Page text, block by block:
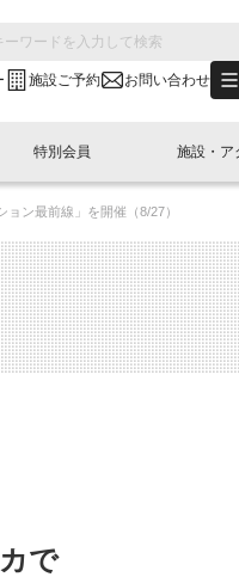
施設ご予約 お問い合わせ
別会員開催
展・参加
"LINK-BioBAY TOKYO"？
(News Letter)
コラム
ュース・事業紹介
ベント
LINK-J WEST
容
本橋エリアについて
特別会員
し込み
施設・ア
予約
ン最前線」を開催（8/27）
で